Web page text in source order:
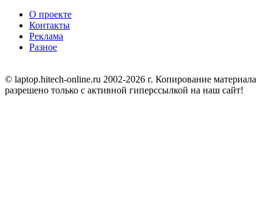
О проекте
Контакты
Реклама
Разное
© laptop.hitech-online.ru 2002-2026 г. Копирование материала
разрешено только с активной гиперссылкой на наш сайт!